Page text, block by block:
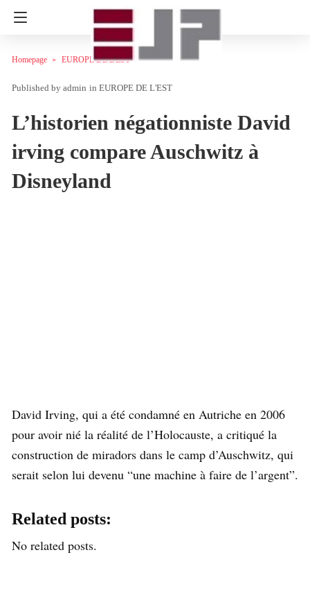
Homepage EUROPE DE L'EST
admin in EUROPE DE L'EST
L’historien négationniste David
irving compare Auschwitz à
Disneyland
David Irving, qui a été condamné en Autriche en 2006
pour avoir nié la réalité de l’Holocauste, a critiqué la
construction de miradors dans le camp d’Auschwitz, qui
serait selon lui devenu “une machine à faire de l’argent”.
Related posts:
No related posts.